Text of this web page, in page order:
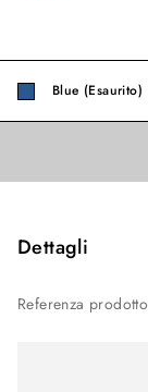
Blue (Esaurito)
Dettagli
Referenza prodotto